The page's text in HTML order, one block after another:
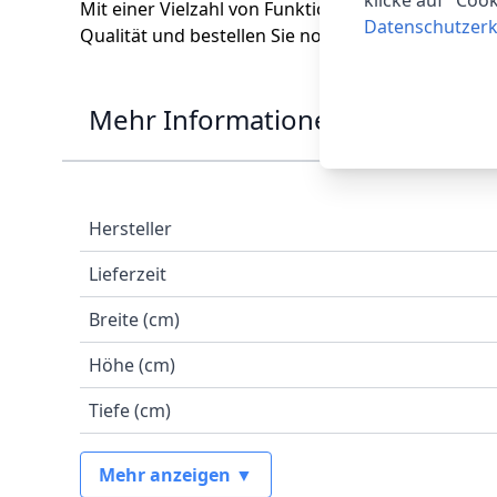
Mit einer Vielzahl von Funktionen und einer
Qualität und bestellen Sie noch heute!
Mehr Informationen
Hersteller
Lieferzeit
Breite (cm)
Höhe (cm)
Tiefe (cm)
Mehr anzeigen ▼